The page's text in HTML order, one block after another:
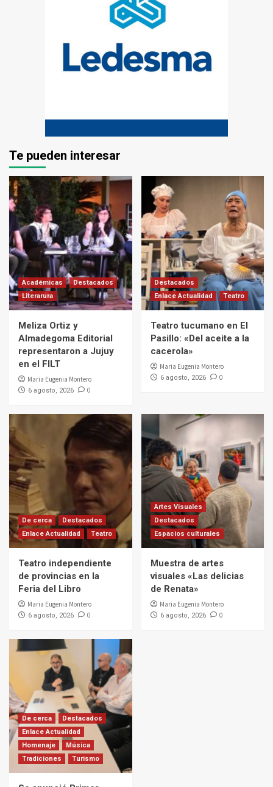
Te pueden interesar
Académicas
Destacados
Literarura
Meliza Ortiz y
Almadegoma Editorial
representaron a Jujuy
en el FILT
Maria Eugenia Montero
6 agosto, 2026 0
Destacados
Enlace Actualidad
Teatro
Teatro tucumano en El
Pasillo: «Del aceite a la
cacerola»
Maria Eugenia Montero
6 agosto, 2026 0
De cerca
Destacados
Enlace Actualidad
Teatro
Teatro independiente
de provincias en la
Feria del Libro
Maria Eugenia Montero
6 agosto, 2026 0
Artes Visuales
Destacados
Espacios culturales
Muestra de artes
visuales «Las delicias
de Renata»
Maria Eugenia Montero
6 agosto, 2026 0
De cerca
Destacados
Enlace Actualidad
Homenaje
Música
Tradiciones
Turismo